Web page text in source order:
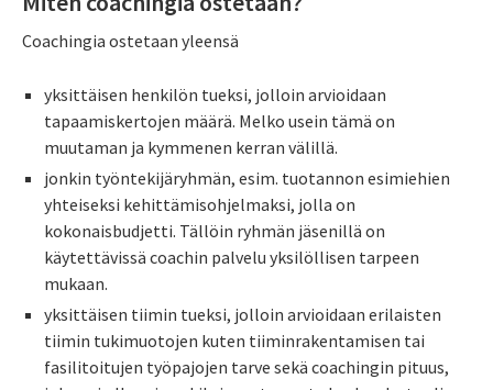
Coachingia ostetaan yleensä
yksittäisen henkilön tueksi, jolloin arvioidaan
tapaamiskertojen määrä. Melko usein tämä on
muutaman ja kymmenen kerran välillä.
jonkin työntekijäryhmän, esim. tuotannon esimiehien
yhteiseksi kehittämisohjelmaksi, jolla on
kokonaisbudjetti. Tällöin ryhmän jäsenillä on
käytettävissä coachin palvelu yksilöllisen tarpeen
mukaan.
yksittäisen tiimin tueksi, jolloin arvioidaan erilaisten
tiimin tukimuotojen kuten tiiminrakentamisen tai
fasilitoitujen työpajojen tarve sekä coachingin pituus,